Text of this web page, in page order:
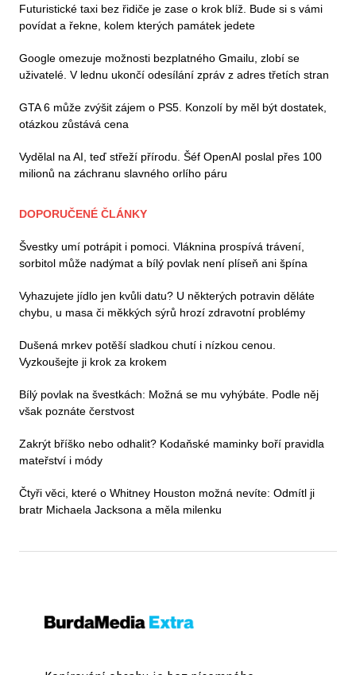
Futuristické taxi bez řidiče je zase o krok blíž. Bude si s vámi
povídat a řekne, kolem kterých památek jedete
Google omezuje možnosti bezplatného Gmailu, zlobí se
uživatelé. V lednu ukončí odesílání zpráv z adres třetích stran
GTA 6 může zvýšit zájem o PS5. Konzolí by měl být dostatek,
otázkou zůstává cena
Vydělal na AI, teď střeží přírodu. Šéf OpenAI poslal přes 100
milionů na záchranu slavného orlího páru
DOPORUČENÉ ČLÁNKY
Švestky umí potrápit i pomoci. Vláknina prospívá trávení,
sorbitol může nadýmat a bílý povlak není plíseň ani špína
Vyhazujete jídlo jen kvůli datu? U některých potravin děláte
chybu, u masa či měkkých sýrů hrozí zdravotní problémy
Dušená mrkev potěší sladkou chutí i nízkou cenou.
Vyzkoušejte ji krok za krokem
Bílý povlak na švestkách: Možná se mu vyhýbáte. Podle něj
však poznáte čerstvost
Zakrýt bříško nebo odhalit? Kodaňské maminky boří pravidla
mateřství i módy
Čtyři věci, které o Whitney Houston možná nevíte: Odmítl ji
bratr Michaela Jacksona a měla milenku